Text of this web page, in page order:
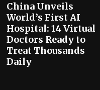
China Unveils
World’s First AI
Hospital: 14 Virtual
Doctors Ready to
Treat Thousands
Daily